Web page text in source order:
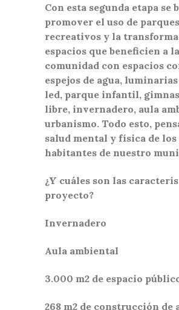
Con esta segunda etapa se
promover el uso de parques
recreativos y la
espacios que beneficien a la
comunidad con espacios
espejos de agua,
led, parque infantil,
libre, invernadero, aula
urbanismo. Todo esto,
salud mental y física de los
habitantes de nuestro
¿Y cuáles son las
proyecto?
Invernadero
Aula ambiental
3.000 m2 de espacio
268 m2 de construcción de